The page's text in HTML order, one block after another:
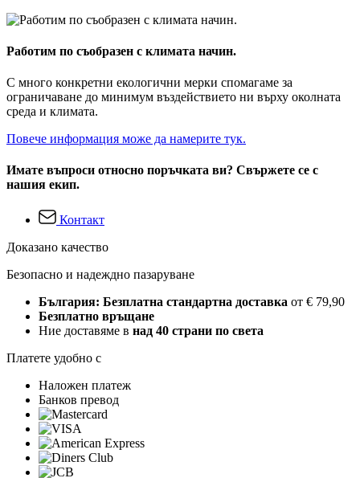
Работим по съобразен с климата начин.
С много конкретни екологични мерки спомагаме за
ограничаване до минимум въздействието ни върху околната
среда и климата.
Повече информация може да намерите тук.
Имате въпроси относно поръчката ви? Свържете се с
нашия екип.
Контакт
Доказано качество
Безопасно и надеждно пазаруване
България: Безплатна стандартна доставка от € 79,90
Безплатно връщане
Ние доставяме в над 40 страни по света
Платете удобно с
Наложен платеж
Банков превод